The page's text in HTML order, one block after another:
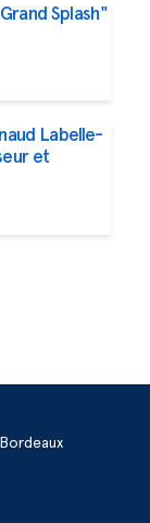
Splash"
Labelle-
et